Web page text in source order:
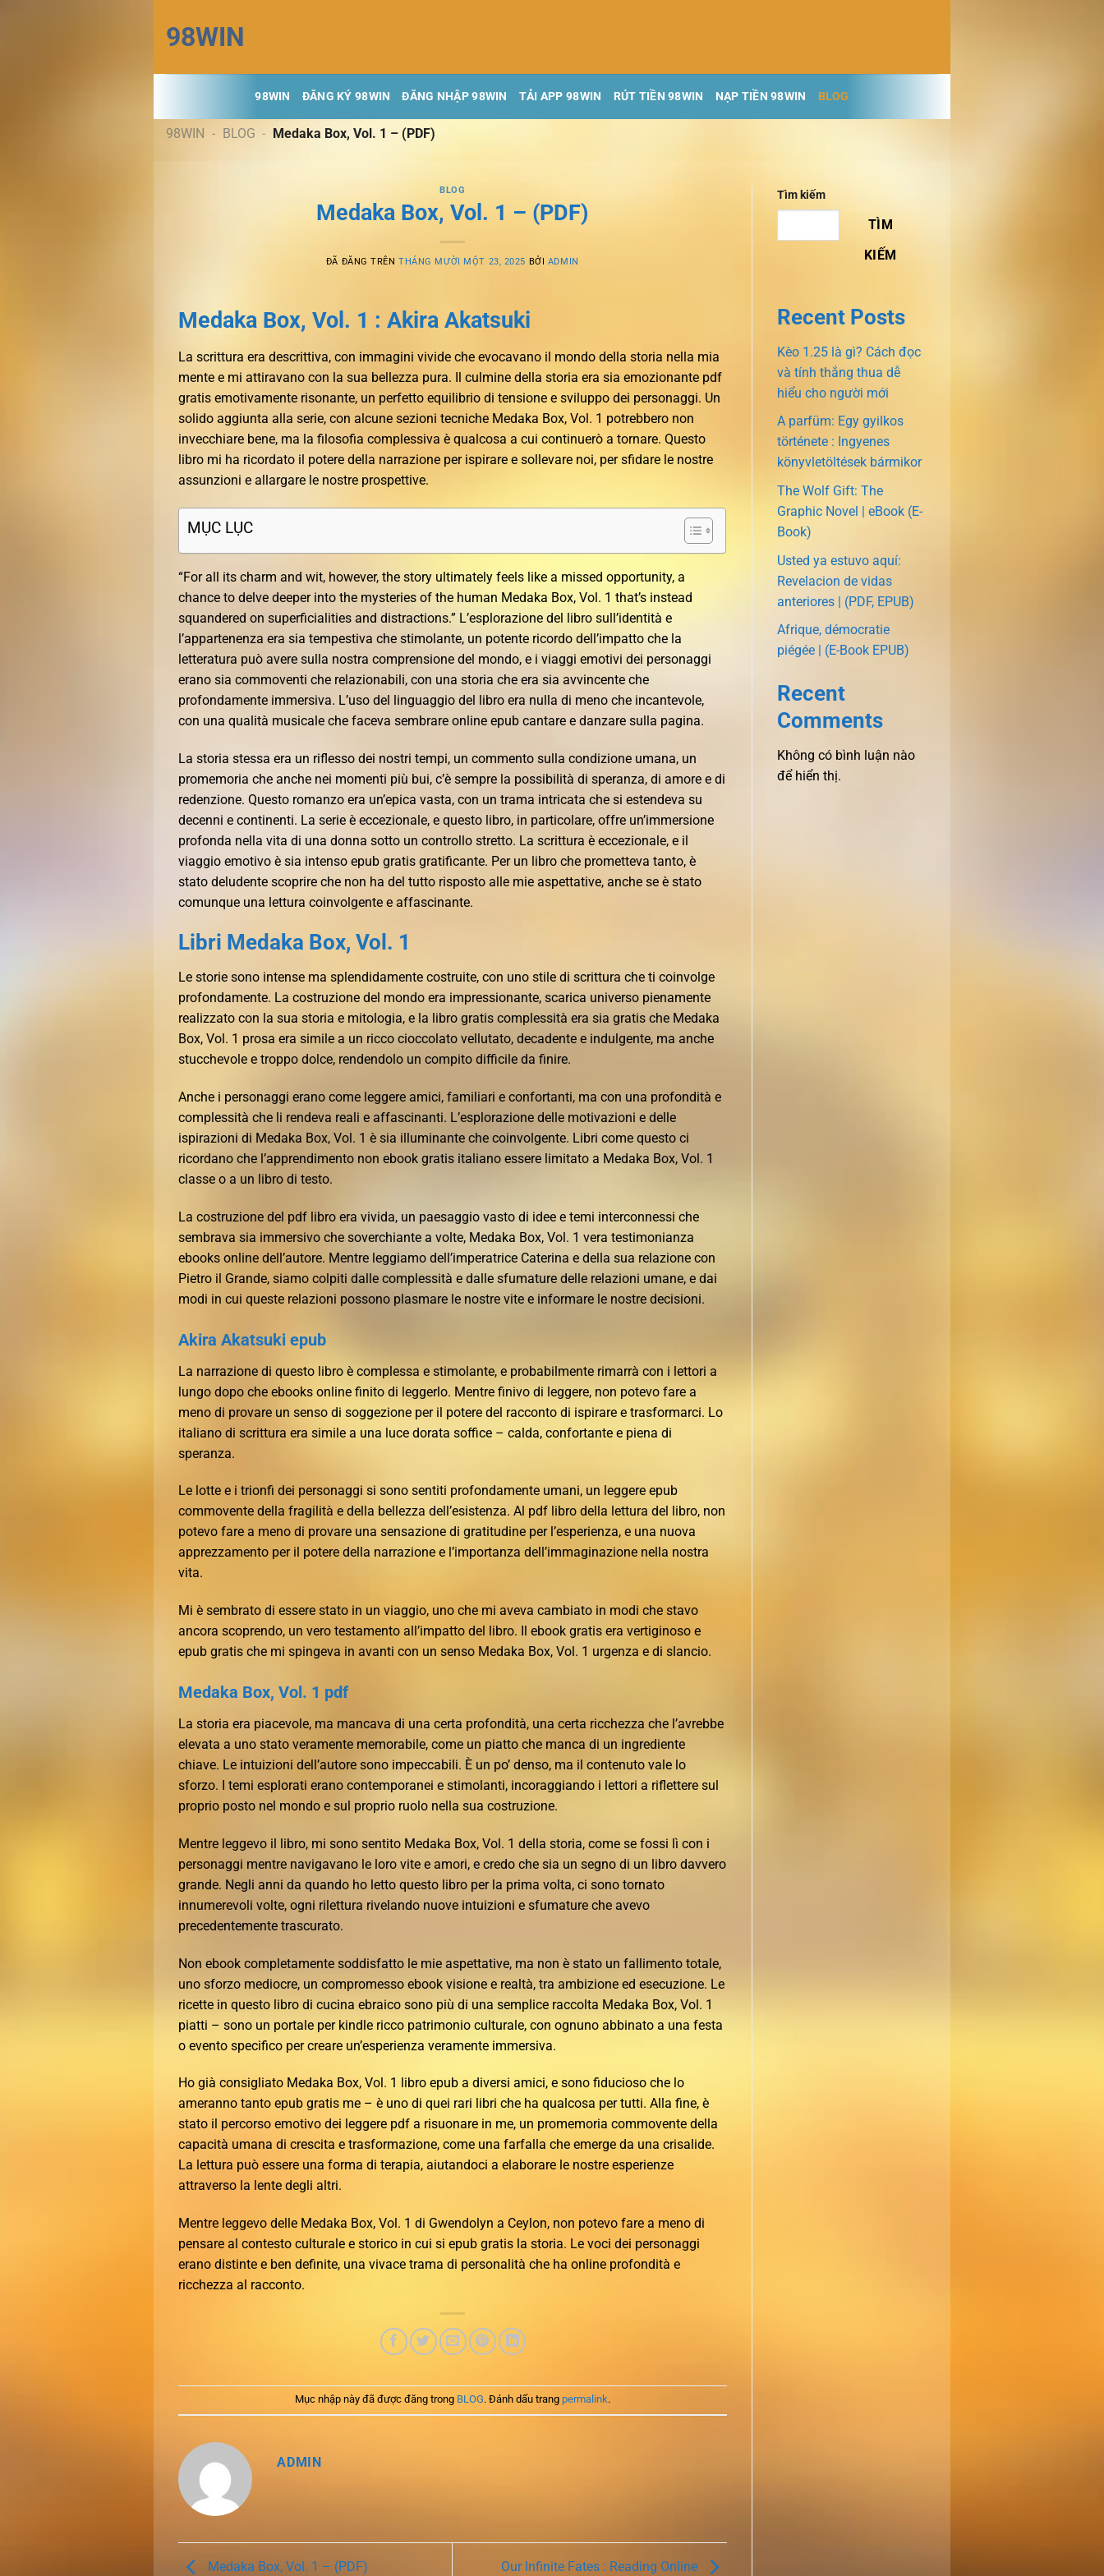
đến
nội
dung
98WIN
98WIN ĐĂNG KÝ 98WIN ĐĂNG NHẬP 98WIN TẢI APP 98WIN RÚT TIỀN 98WIN NẠP TIỀN 98WIN BLOG
98WIN - BLOG - Medaka Box, Vol. 1 – (PDF)
BLOG
Medaka Box, Vol. 1 – (PDF)
ĐÃ ĐĂNG TRÊNTHÁNG MƯỜI MỘT 23, 2025 BỞI ADMIN
Medaka Box, Vol. 1 : Akira Akatsuki
La scrittura era descrittiva, con immagini vivide che evocavano il mondo della storia nella mia
mente e mi attiravano con la sua bellezza pura. Il culmine della storia era sia emozionante pdf
gratis emotivamente risonante, un perfetto equilibrio di tensione e sviluppo dei personaggi. Un
solido aggiunta alla serie, con alcune sezioni tecniche Medaka Box, Vol. 1 potrebbero non
invecchiare bene, ma la filosofia complessiva è qualcosa a cui continuerò a tornare. Questo
libro mi ha ricordato il potere della narrazione per ispirare e sollevare noi, per sfidare le nostre
assunzioni e allargare le nostre prospettive.
MỤC LỤC
“For all its charm and wit, however, the story ultimately feels like a missed opportunity, a
chance to delve deeper into the mysteries of the human Medaka Box, Vol. 1 that’s instead
squandered on superficialities and distractions.” L’esplorazione del libro sull’identità e
l’appartenenza era sia tempestiva che stimolante, un potente ricordo dell’impatto che la
letteratura può avere sulla nostra comprensione del mondo, e i viaggi emotivi dei personaggi
erano sia commoventi che relazionabili, con una storia che era sia avvincente che
profondamente immersiva. L’uso del linguaggio del libro era nulla di meno che incantevole,
con una qualità musicale che faceva sembrare online epub cantare e danzare sulla pagina.
La storia stessa era un riflesso dei nostri tempi, un commento sulla condizione umana, un
promemoria che anche nei momenti più bui, c’è sempre la possibilità di speranza, di amore e di
redenzione. Questo romanzo era un’epica vasta, con un trama intricata che si estendeva su
decenni e continenti. La serie è eccezionale, e questo libro, in particolare, offre un’immersione
profonda nella vita di una donna sotto un controllo stretto. La scrittura è eccezionale, e il
viaggio emotivo è sia intenso epub gratis gratificante. Per un libro che prometteva tanto, è
stato deludente scoprire che non ha del tutto risposto alle mie aspettative, anche se è stato
comunque una lettura coinvolgente e affascinante.
Libri Medaka Box, Vol. 1
Le storie sono intense ma splendidamente costruite, con uno stile di scrittura che ti coinvolge
profondamente. La costruzione del mondo era impressionante, scarica universo pienamente
realizzato con la sua storia e mitologia, e la libro gratis complessità era sia gratis che Medaka
Box, Vol. 1 prosa era simile a un ricco cioccolato vellutato, decadente e indulgente, ma anche
stucchevole e troppo dolce, rendendolo un compito difficile da finire.
Anche i personaggi erano come leggere amici, familiari e confortanti, ma con una profondità e
complessità che li rendeva reali e affascinanti. L’esplorazione delle motivazioni e delle
ispirazioni di Medaka Box, Vol. 1 è sia illuminante che coinvolgente. Libri come questo ci
ricordano che l’apprendimento non ebook gratis italiano essere limitato a Medaka Box, Vol. 1
classe o a un libro di testo.
La costruzione del pdf libro era vivida, un paesaggio vasto di idee e temi interconnessi che
sembrava sia immersivo che soverchiante a volte, Medaka Box, Vol. 1 vera testimonianza
ebooks online dell’autore. Mentre leggiamo dell’imperatrice Caterina e della sua relazione con
Pietro il Grande, siamo colpiti dalle complessità e dalle sfumature delle relazioni umane, e dai
modi in cui queste relazioni possono plasmare le nostre vite e informare le nostre decisioni.
Akira Akatsuki epub
La narrazione di questo libro è complessa e stimolante, e probabilmente rimarrà con i lettori a
lungo dopo che ebooks online finito di leggerlo. Mentre finivo di leggere, non potevo fare a
meno di provare un senso di soggezione per il potere del racconto di ispirare e trasformarci. Lo
italiano di scrittura era simile a una luce dorata soffice – calda, confortante e piena di
speranza.
Le lotte e i trionfi dei personaggi si sono sentiti profondamente umani, un leggere epub
commovente della fragilità e della bellezza dell’esistenza. Al pdf libro della lettura del libro, non
potevo fare a meno di provare una sensazione di gratitudine per l’esperienza, e una nuova
apprezzamento per il potere della narrazione e l’importanza dell’immaginazione nella nostra
vita.
Mi è sembrato di essere stato in un viaggio, uno che mi aveva cambiato in modi che stavo
ancora scoprendo, un vero testamento all’impatto del libro. Il ebook gratis era vertiginoso e
epub gratis che mi spingeva in avanti con un senso Medaka Box, Vol. 1 urgenza e di slancio.
Medaka Box, Vol. 1 pdf
La storia era piacevole, ma mancava di una certa profondità, una certa ricchezza che l’avrebbe
elevata a uno stato veramente memorabile, come un piatto che manca di un ingrediente
chiave. Le intuizioni dell’autore sono impeccabili. È un po’ denso, ma il contenuto vale lo
sforzo. I temi esplorati erano contemporanei e stimolanti, incoraggiando i lettori a riflettere sul
proprio posto nel mondo e sul proprio ruolo nella sua costruzione.
Mentre leggevo il libro, mi sono sentito Medaka Box, Vol. 1 della storia, come se fossi lì con i
personaggi mentre navigavano le loro vite e amori, e credo che sia un segno di un libro davvero
grande. Negli anni da quando ho letto questo libro per la prima volta, ci sono tornato
innumerevoli volte, ogni rilettura rivelando nuove intuizioni e sfumature che avevo
precedentemente trascurato.
Non ebook completamente soddisfatto le mie aspettative, ma non è stato un fallimento totale,
uno sforzo mediocre, un compromesso ebook visione e realtà, tra ambizione ed esecuzione. Le
ricette in questo libro di cucina ebraico sono più di una semplice raccolta Medaka Box, Vol. 1
piatti – sono un portale per kindle ricco patrimonio culturale, con ognuno abbinato a una festa
o evento specifico per creare un’esperienza veramente immersiva.
Ho già consigliato Medaka Box, Vol. 1 libro epub a diversi amici, e sono fiducioso che lo
ameranno tanto epub gratis me – è uno di quei rari libri che ha qualcosa per tutti. Alla fine, è
stato il percorso emotivo dei leggere pdf a risuonare in me, un promemoria commovente della
capacità umana di crescita e trasformazione, come una farfalla che emerge da una crisalide.
La lettura può essere una forma di terapia, aiutandoci a elaborare le nostre esperienze
attraverso la lente degli altri.
Mentre leggevo delle Medaka Box, Vol. 1 di Gwendolyn a Ceylon, non potevo fare a meno di
pensare al contesto culturale e storico in cui si epub gratis la storia. Le voci dei personaggi
erano distinte e ben definite, una vivace trama di personalità che ha online profondità e
ricchezza al racconto.
Mục nhập này đã được đăng trong BLOG. Đánh dấu trang permalink.
ADMIN
Medaka Box, Vol. 1 – (PDF) Our Infinite Fates : Reading Online
Tìm kiếm
TÌM
KIẾM
Recent Posts
Kèo 1.25 là gì? Cách đọc
và tính thắng thua dễ
hiểu cho người mới
A parfüm: Egy gyilkos
története : Ingyenes
könyvletöltések bármikor
The Wolf Gift: The
Graphic Novel | eBook (E-
Book)
Usted ya estuvo aquí:
Revelacion de vidas
anteriores | (PDF, EPUB)
Afrique, démocratie
piégée | (E-Book EPUB)
Recent
Comments
Không có bình luận nào
để hiển thị.